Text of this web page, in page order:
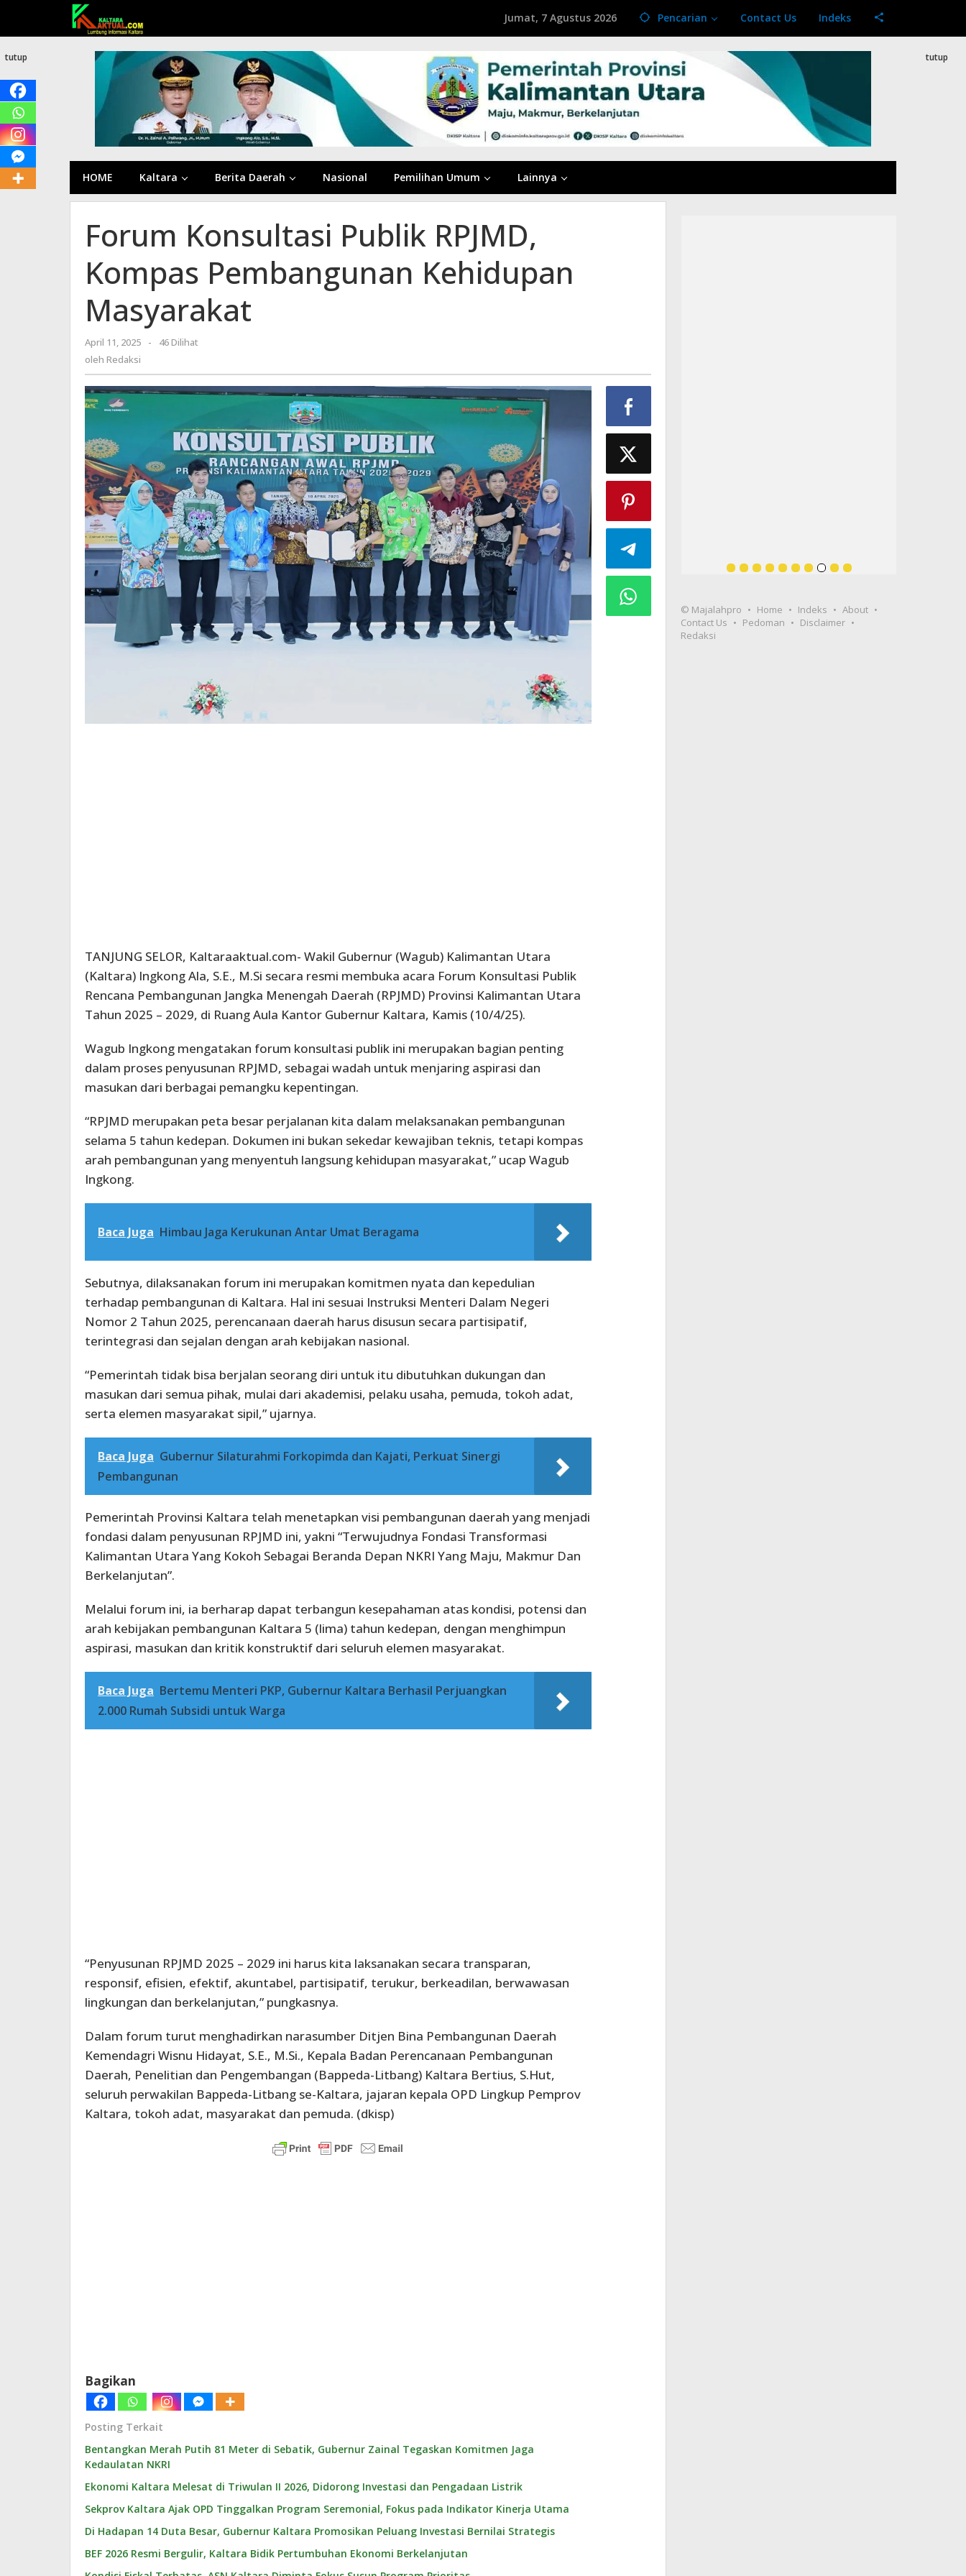
konten
Jumat, 7 Agustus 2026 Pencarian Contact Us Indeks
HOME Kaltara Berita Daerah Nasional Pemilihan Umum Lainnya
tutup tutup
Forum Konsultasi Publik RPJMD,
Kompas Pembangunan Kehidupan
Masyarakat
April 11, 2025
oleh
-
46 Dilihat
oleh Redaksi
TANJUNG SELOR, Kaltaraaktual.com- Wakil Gubernur (Wagub) Kalimantan Utara
(Kaltara) Ingkong Ala, S.E., M.Si secara resmi membuka acara Forum Konsultasi Publik
Rencana Pembangunan Jangka Menengah Daerah (RPJMD) Provinsi Kalimantan Utara
Tahun 2025 – 2029, di Ruang Aula Kantor Gubernur Kaltara, Kamis (10/4/25).
Wagub Ingkong mengatakan forum konsultasi publik ini merupakan bagian penting
dalam proses penyusunan RPJMD, sebagai wadah untuk menjaring aspirasi dan
masukan dari berbagai pemangku kepentingan.
“RPJMD merupakan peta besar perjalanan kita dalam melaksanakan pembangunan
selama 5 tahun kedepan. Dokumen ini bukan sekedar kewajiban teknis, tetapi kompas
arah pembangunan yang menyentuh langsung kehidupan masyarakat,” ucap Wagub
Ingkong.
Baca Juga Himbau Jaga Kerukunan Antar Umat Beragama
Sebutnya, dilaksanakan forum ini merupakan komitmen nyata dan kepedulian
terhadap pembangunan di Kaltara. Hal ini sesuai Instruksi Menteri Dalam Negeri
Nomor 2 Tahun 2025, perencanaan daerah harus disusun secara partisipatif,
terintegrasi dan sejalan dengan arah kebijakan nasional.
“Pemerintah tidak bisa berjalan seorang diri untuk itu dibutuhkan dukungan dan
masukan dari semua pihak, mulai dari akademisi, pelaku usaha, pemuda, tokoh adat,
serta elemen masyarakat sipil,” ujarnya.
Baca Juga Gubernur Silaturahmi Forkopimda dan Kajati, Perkuat Sinergi
Pembangunan
Pemerintah Provinsi Kaltara telah menetapkan visi pembangunan daerah yang menjadi
fondasi dalam penyusunan RPJMD ini, yakni “Terwujudnya Fondasi Transformasi
Kalimantan Utara Yang Kokoh Sebagai Beranda Depan NKRI Yang Maju, Makmur Dan
Berkelanjutan”.
Melalui forum ini, ia berharap dapat terbangun kesepahaman atas kondisi, potensi dan
arah kebijakan pembangunan Kaltara 5 (lima) tahun kedepan, dengan menghimpun
aspirasi, masukan dan kritik konstruktif dari seluruh elemen masyarakat.
Baca Juga Bertemu Menteri PKP, Gubernur Kaltara Berhasil Perjuangkan
2.000 Rumah Subsidi untuk Warga
“Penyusunan RPJMD 2025 – 2029 ini harus kita laksanakan secara transparan,
responsif, efisien, efektif, akuntabel, partisipatif, terukur, berkeadilan, berwawasan
lingkungan dan berkelanjutan,” pungkasnya.
Dalam forum turut menghadirkan narasumber Ditjen Bina Pembangunan Daerah
Kemendagri Wisnu Hidayat, S.E., M.Si., Kepala Badan Perencanaan Pembangunan
Daerah, Penelitian dan Pengembangan (Bappeda-Litbang) Kaltara Bertius, S.Hut,
seluruh perwakilan Bappeda-Litbang se-Kaltara, jajaran kepala OPD Lingkup Pemprov
Kaltara, tokoh adat, masyarakat dan pemuda. (dkisp)
Bagikan
Posting Terkait
Bentangkan Merah Putih 81 Meter di Sebatik, Gubernur Zainal Tegaskan Komitmen Jaga
Kedaulatan NKRI
Ekonomi Kaltara Melesat di Triwulan II 2026, Didorong Investasi dan Pengadaan Listrik
Sekprov Kaltara Ajak OPD Tinggalkan Program Seremonial, Fokus pada Indikator Kinerja Utama
Di Hadapan 14 Duta Besar, Gubernur Kaltara Promosikan Peluang Investasi Bernilai Strategis
BEF 2026 Resmi Bergulir, Kaltara Bidik Pertumbuhan Ekonomi Berkelanjutan
© Majalahpro Home Indeks
About
Contact Us
Pedoman
Disclaimer
Redaksi